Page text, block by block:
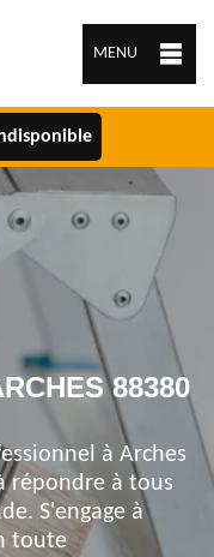
MENU
88380
à Arches
répondre à tous
S'engage à
toute